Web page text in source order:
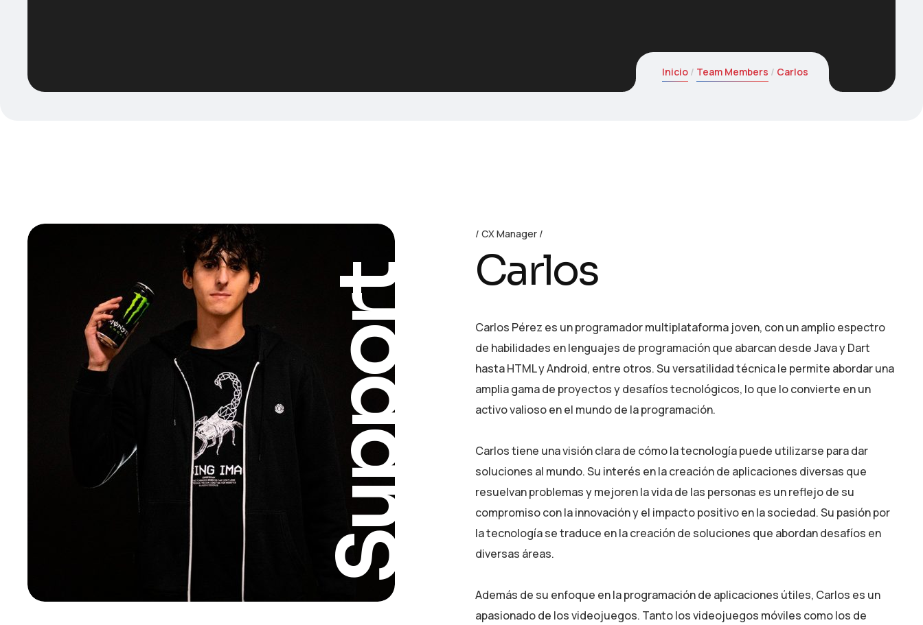
Inicio Team Members Carlos
Support
CX Manager
Carlos
Carlos Pérez es un programador multiplataforma joven, con un amplio espectro
de habilidades en lenguajes de programación que abarcan desde Java y Dart
hasta HTML y Android, entre otros. Su versatilidad técnica le permite abordar una
amplia gama de proyectos y desafíos tecnológicos, lo que lo convierte en un
activo valioso en el mundo de la programación.
Carlos tiene una visión clara de cómo la tecnología puede utilizarse para dar
soluciones al mundo. Su interés en la creación de aplicaciones diversas que
resuelvan problemas y mejoren la vida de las personas es un reflejo de su
compromiso con la innovación y el impacto positivo en la sociedad. Su pasión por
la tecnología se traduce en la creación de soluciones que abordan desafíos en
diversas áreas.
Además de su enfoque en la programación de aplicaciones útiles, Carlos es un
apasionado de los videojuegos. Tanto los videojuegos móviles como los de